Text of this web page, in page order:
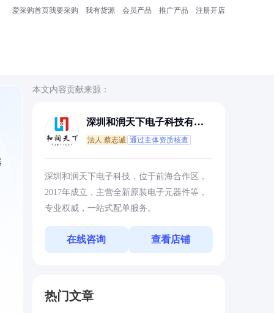
爱采购首页我要采购 我有货源 会员产品 推广产品 注册开店
本文内容贡献来源：
深圳和润天下电子科技有限
法人:蔡志诚 通过主体资质核查
深圳和润天下电子科技，位于前海合作区，
2017年成立，主营全新原装电子元器件等，
专业权威，一站式配单服务。
在线咨询 查看店铺
热门文章